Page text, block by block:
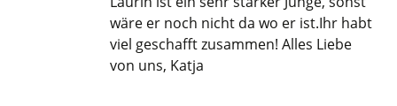
wäre er noch nicht da wo er ist.Ihr habt
viel geschafft zusammen! Alles Liebe
von uns, Katja